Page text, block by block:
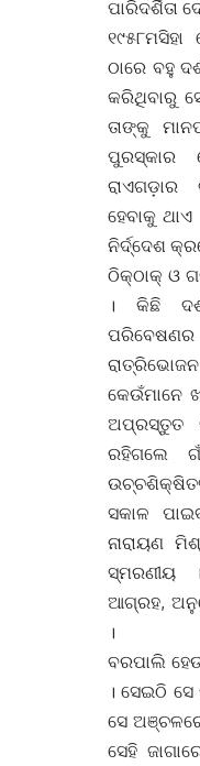
ପାରିଦର୍ଶିତା
୧୯୫୮ମସିହା
ଠାରେ ବହୁ
କରିଥିବାରୁ
ତାଙ୍କୁ
ପୁରସ୍କାର
ହେବାକୁ
ନିର୍ଦ୍ଦେଶ
ଠିକ୍ଠାକ୍ ଓ
। କିଛି
କେଉଁମାନେ
ଅପ୍ରସ୍ତୁତ
ରହିଗଲେ
ସକାଳ
ନାରାୟଣ
ସ୍ମରଣୀୟ
ଆଗ୍ରହ,
।
ବରପାଲି
। ସେଇଠି
ସେ
ସେହି